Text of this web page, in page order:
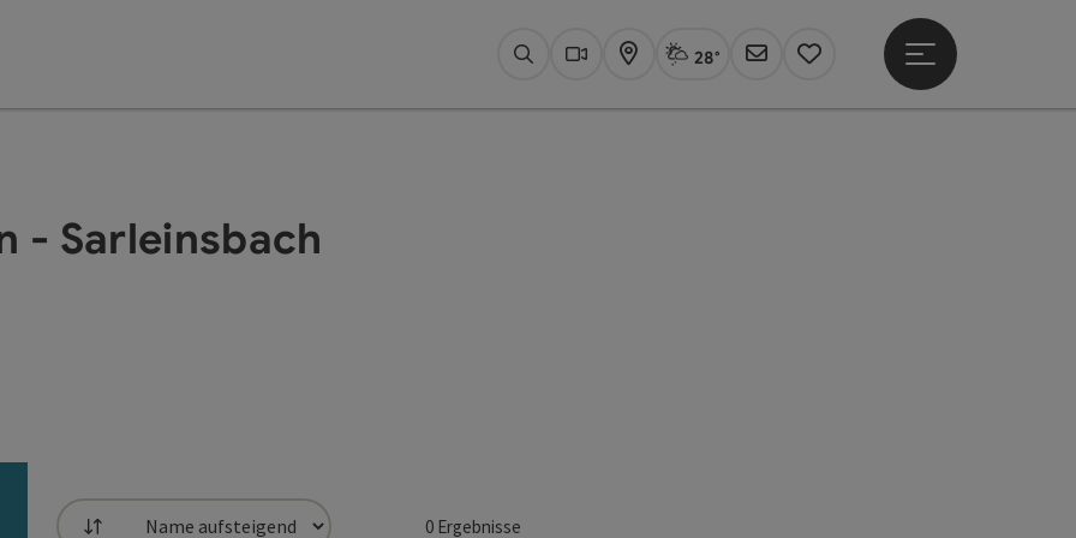
SuchenWebcams
KarteAktuelles Wetter Linz, Sprühregen
28°
Newsletter
Merkzettel
Hauptmenü öffnen
- Sarleinsbach
0Ergebnisse